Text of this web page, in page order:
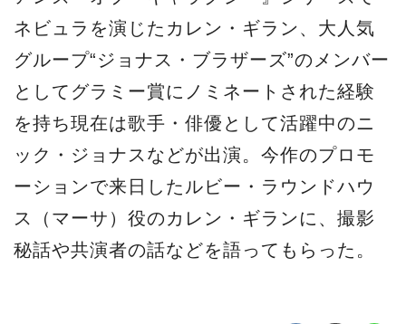
ネビュラを演じたカレン・ギラン、大人気
グループ“ジョナス・ブラザーズ”のメンバー
としてグラミー賞にノミネートされた経験
を持ち現在は歌手・俳優として活躍中のニ
ック・ジョナスなどが出演。今作のプロモ
ーションで来日したルビー・ラウンドハウ
ス（マーサ）役のカレン・ギランに、撮影
秘話や共演者の話などを語ってもらった。